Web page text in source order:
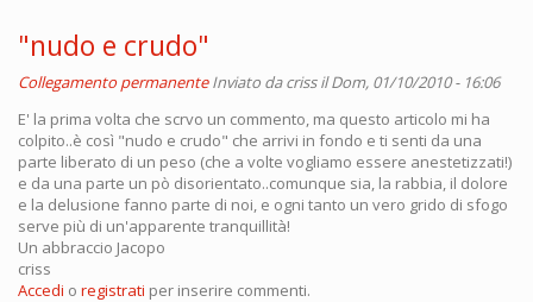
"nudo e crudo"
Collegamento permanente Inviato dacrissil Dom, 01/10/2010 - 16:06
E' la prima volta che scrvo un commento, ma questo articolo mi ha
colpito..è così "nudo e crudo" che arrivi in fondo e ti senti da una
parte liberato di un peso (che a volte vogliamo essere anestetizzati!)
e da una parte un pò disorientato..comunque sia, la rabbia, il dolore
e la delusione fanno parte di noi, e ogni tanto un vero grido di sfogo
serve più di un'apparente tranquillità!
Un abbraccio Jacopo
criss
Accedi o registrati per inserire commenti.